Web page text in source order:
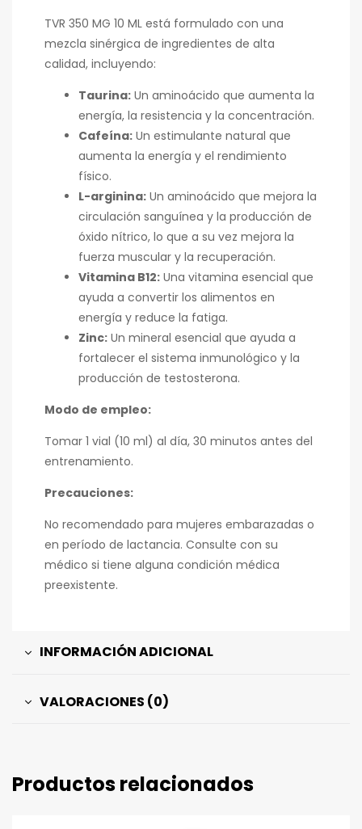
TVR 350 MG 10 ML está formulado con una
mezcla sinérgica de ingredientes de alta
calidad, incluyendo:
Taurina: Un aminoácido que aumenta la
energía, la resistencia y la concentración.
Cafeína: Un estimulante natural que
aumenta la energía y el rendimiento
físico.
L-arginina: Un aminoácido que mejora la
circulación sanguínea y la producción de
óxido nítrico, lo que a su vez mejora la
fuerza muscular y la recuperación.
Vitamina B12: Una vitamina esencial que
ayuda a convertir los alimentos en
energía y reduce la fatiga.
Zinc: Un mineral esencial que ayuda a
fortalecer el sistema inmunológico y la
producción de testosterona.
Modo de empleo:
Tomar 1 vial (10 ml) al día, 30 minutos antes del
entrenamiento.
Precauciones:
No recomendado para mujeres embarazadas o
en período de lactancia. Consulte con su
médico si tiene alguna condición médica
preexistente.
INFORMACIÓN ADICIONAL
VALORACIONES (0)
Productos relacionados